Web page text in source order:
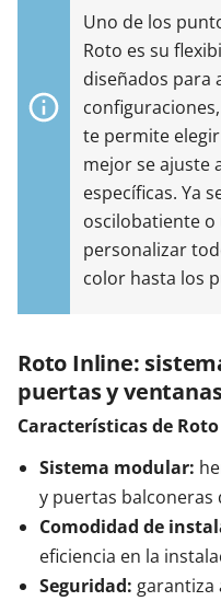
Uno de los
Roto es su
diseñados para
te permite
mejor se ajuste
específicas. Ya
oscilobatiente
personalizar
color hasta los
Roto Inline:
puertas y
Características de
Sistema modular:
y puertas balconeras
Comodidad de
eficiencia en la
Seguridad: garantiza